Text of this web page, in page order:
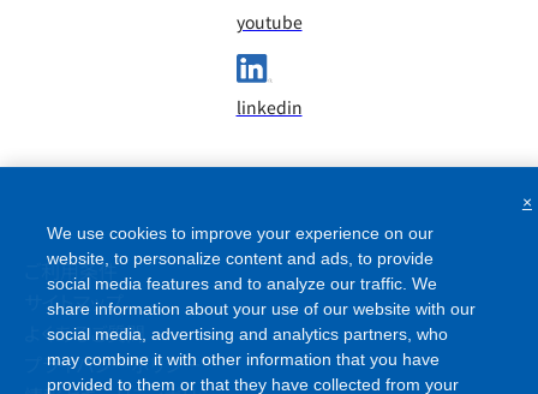
youtube
linkedin
ご利用条件
サイトマップ
よくあるご質問
プライバシーポリシー
We use cookies to improve your experience on our
website, to personalize content and ads, to provide
social media features and to analyze our traffic. We
share information about your use of our website with our
social media, advertising and analytics partners, who
may combine it with other information that you have
provided to them or that they have collected from your
×